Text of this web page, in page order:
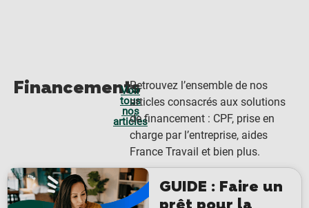
Financements
Voir
tous
nos
articles
Retrouvez l’ensemble de nos
articles consacrés aux solutions
de financement : CPF, prise en
charge par l’entreprise, aides
France Travail et bien plus.
GUIDE : Faire un